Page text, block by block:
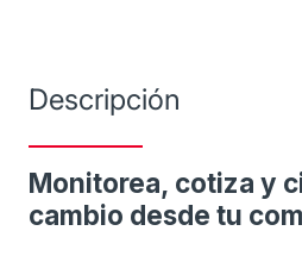
Descripción
Monitorea, cotiza y
cambio desde tu